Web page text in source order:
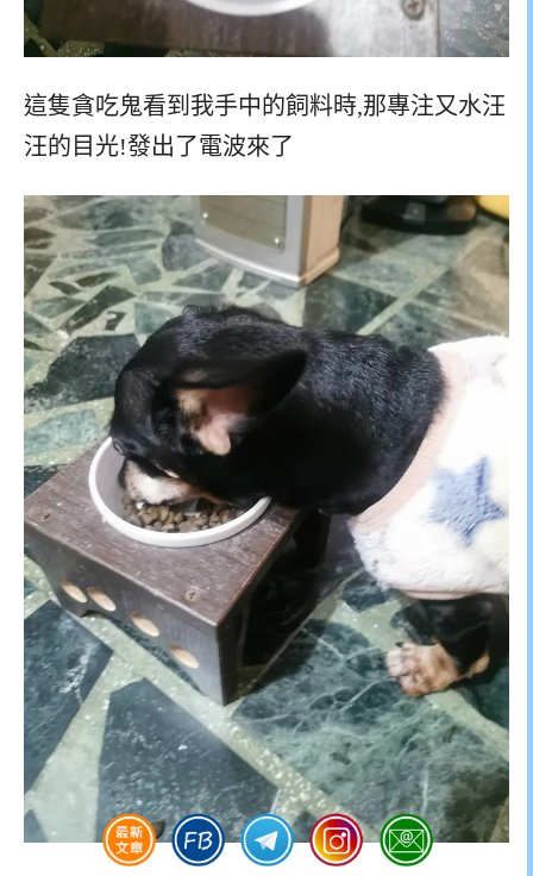
這隻貪吃鬼看到我手中的飼料時,那專注又水汪
汪的目光!發出了電波來了